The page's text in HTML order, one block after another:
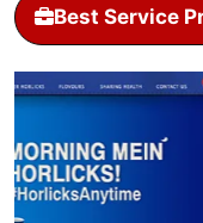
Best Service